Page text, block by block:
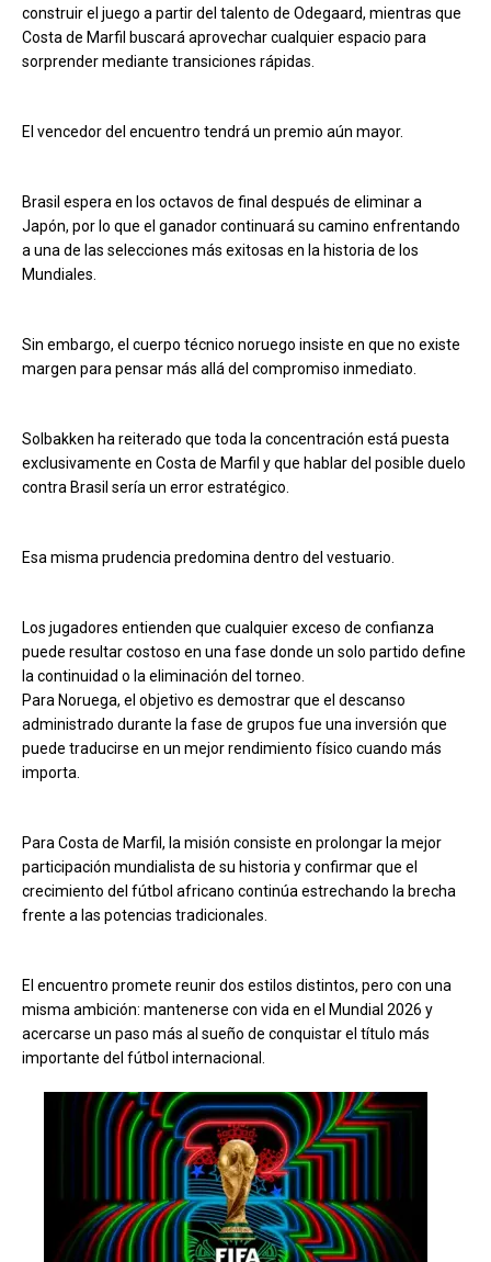
construir el juego a partir del talento de Odegaard, mientras que
Costa de Marfil buscará aprovechar cualquier espacio para
sorprender mediante transiciones rápidas.
El vencedor del encuentro tendrá un premio aún mayor.
Brasil espera en los octavos de final después de eliminar a
Japón, por lo que el ganador continuará su camino enfrentando
a una de las selecciones más exitosas en la historia de los
Mundiales.
Sin embargo, el cuerpo técnico noruego insiste en que no existe
margen para pensar más allá del compromiso inmediato.
Solbakken ha reiterado que toda la concentración está puesta
exclusivamente en Costa de Marfil y que hablar del posible duelo
contra Brasil sería un error estratégico.
Esa misma prudencia predomina dentro del vestuario.
Los jugadores entienden que cualquier exceso de confianza
puede resultar costoso en una fase donde un solo partido define
la continuidad o la eliminación del torneo.
Para Noruega, el objetivo es demostrar que el descanso
administrado durante la fase de grupos fue una inversión que
puede traducirse en un mejor rendimiento físico cuando más
importa.
Para Costa de Marfil, la misión consiste en prolongar la mejor
participación mundialista de su historia y confirmar que el
crecimiento del fútbol africano continúa estrechando la brecha
frente a las potencias tradicionales.
El encuentro promete reunir dos estilos distintos, pero con una
misma ambición: mantenerse con vida en el Mundial 2026 y
acercarse un paso más al sueño de conquistar el título más
importante del fútbol internacional.